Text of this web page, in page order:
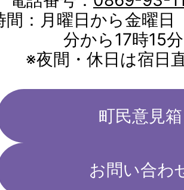
間：月曜日から金曜
分から17時15
※夜間・休日は宿日
町民意見箱
お問い合わ